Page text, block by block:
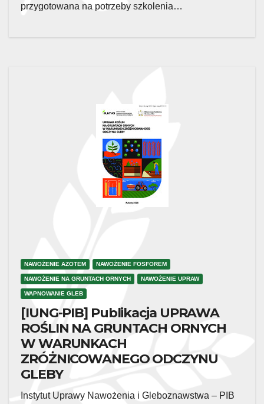
przygotowana na potrzeby szkolenia…
NAWOŻENIE AZOTEM NAWOŻENIE FOSFOREM
NAWOŻENIE NA GRUNTACH ORNYCH NAWOŻENIE UPRAW
WAPNOWANIE GLEB
[IUNG-PIB] Publikacja UPRAWA
ROŚLIN NA GRUNTACH ORNYCH
W WARUNKACH
ZRÓŻNICOWANEGO ODCZYNU
GLEBY
Instytut Uprawy Nawożenia i Gleboznawstwa – PIB